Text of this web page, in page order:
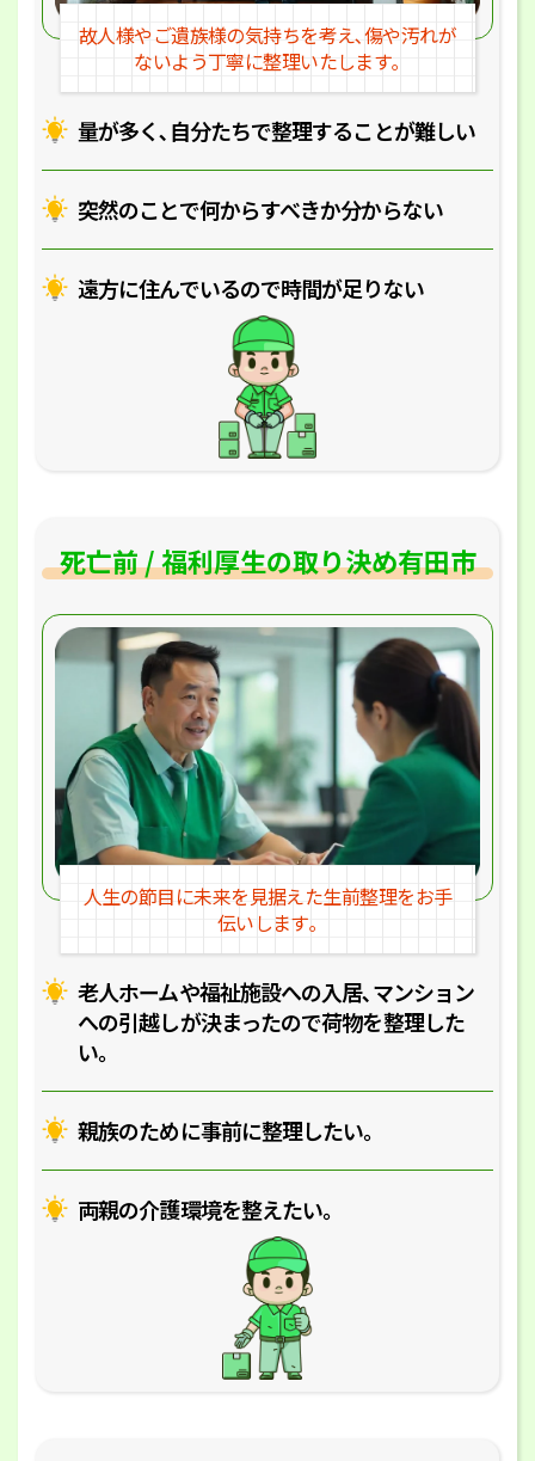
量が多く､自分たちで整理することが難しい
突然のことで何からすべきか分からない
遠方に住んでいるので時間が足りない
故人様やご遺族様の気持ちを考え､傷や汚れが
ないよう丁寧に整理いたします｡
死亡前 / 福利厚生の取り決め有田市
老人ホームや福祉施設への入居､マンション
への引越しが決まったので荷物を整理した
い｡
親族のために事前に整理したい｡
両親の介護環境を整えたい｡
人生の節目に未来を見据えた生前整理をお手
伝いします｡